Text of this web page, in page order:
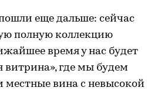
еще дальше: сейчас
полную коллекцию
время у нас будет
витрина», где мы будем
местные вина с невысокой